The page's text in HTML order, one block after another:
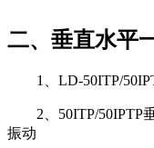
二、垂直水平
1、LD-50ITP/
2、50ITP/50IPTP
振动